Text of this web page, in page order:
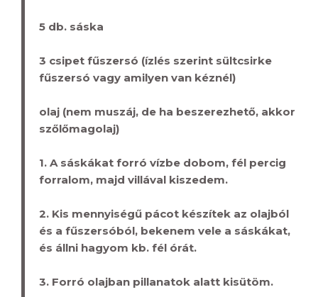
5 db. sáska
3 csipet fűszersó (ízlés szerint sültcsirke
fűszersó vagy amilyen van kéznél)
olaj (nem muszáj, de ha beszerezhető, akkor
szőlőmagolaj)
1. A sáskákat forró vízbe dobom, fél percig
forralom, majd villával kiszedem.
2. Kis mennyiségű pácot készítek az olajból
és a fűszersóból, bekenem vele a sáskákat,
és állni hagyom kb. fél órát.
3. Forró olajban pillanatok alatt kisütöm.